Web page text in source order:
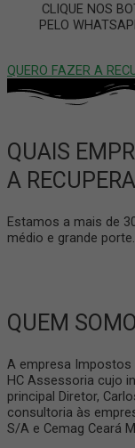
CLIQUE NOS
PELO
QUERO FAZER A
QUAIS
A
Estamos a mais de
médio e grande porte.
QUEM
A empresa Impostos
HC Assessoria cujo
principal Diretor,
consultoria às
S/A e Cemag Ceará